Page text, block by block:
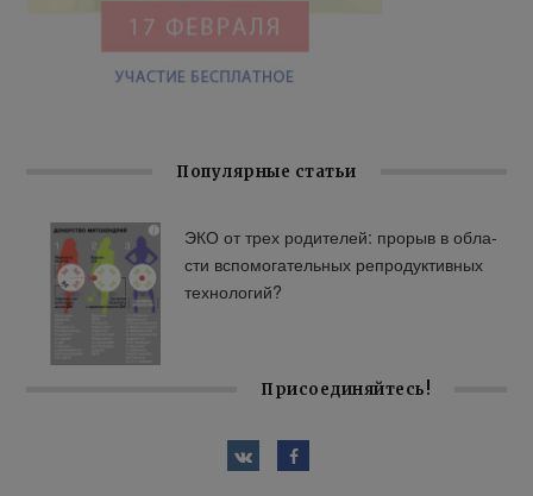
Популярные статьи
ЭКО от трех ро­ди­те­лей: про­рыв в об­ла­
сти вспо­мо­га­тель­ных ре­про­дук­тив­ных
тех­но­ло­гий?
Присоединяйтесь!